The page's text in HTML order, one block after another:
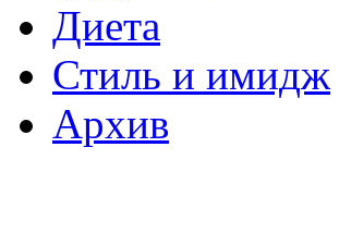
Диета
Стиль и имидж
Архив